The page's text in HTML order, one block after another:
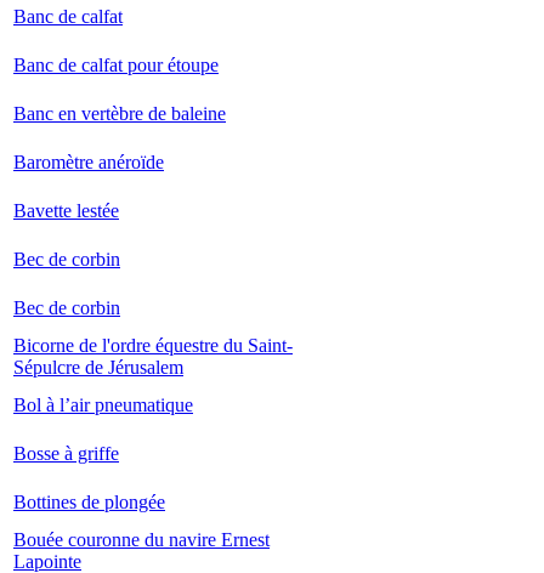
Banc de calfat
Banc de calfat pour étoupe
Banc en vertèbre de baleine
Baromètre anéroïde
Bavette lestée
Bec de corbin
Bec de corbin
Bicorne de l'ordre équestre du Saint-
Sépulcre de Jérusalem
Bol à l’air pneumatique
Bosse à griffe
Bottines de plongée
Bouée couronne du navire Ernest
Lapointe